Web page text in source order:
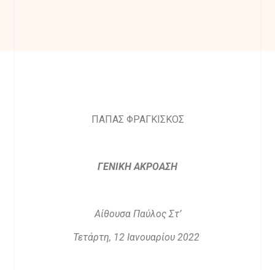
ΠΑΠΑΣ ΦΡΑΓΚΙΣΚΟΣ
ΓΕΝΙΚΗ ΑΚΡΟΑΣΗ
Αίθουσα Παύλος Στ’
Τετάρτη, 12 Ιανουαρίου 2022